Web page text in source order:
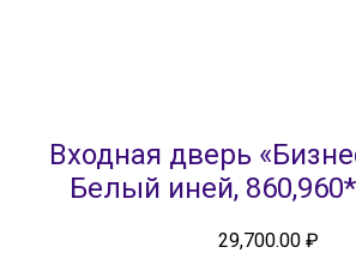
Входная дверь
Белый иней,
29,700.00 ₽